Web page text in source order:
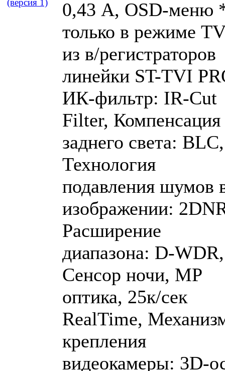
0,43 А, OSD-меню
только в режиме
из в/регистраторов
линейки ST-TVI
ИК-фильтр: IR-Cut
Filter, Компенсация
заднего света: BLC,
Технология
подавления шумов
изображении:
Расширение
диапазона: D-WDR,
Сенсор ночи, MP
оптика, 25к/сек
RealTime,
крепления
видеокамеры: 3D-